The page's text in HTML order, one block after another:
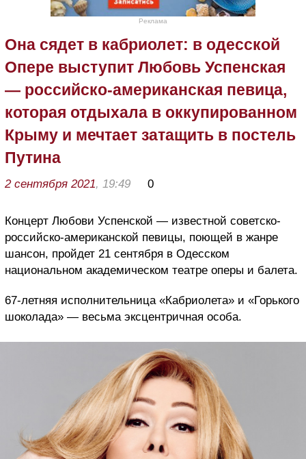
Реклама
Она сядет в кабриолет: в одесской
Опере выступит Любовь Успенская
— российско-американская певица,
которая отдыхала в оккупированном
Крыму и мечтает затащить в постель
Путина
2 сентября 2021, 19:49 0
Концерт Любови Успенской — известной советско-
российско-американской певицы, поющей в жанре
шансон, пройдет 21 сентября в Одесском
национальном академическом театре оперы и балета.
67-летняя исполнительница «Кабриолета» и «Горького
шоколада» — весьма эксцентричная особа.